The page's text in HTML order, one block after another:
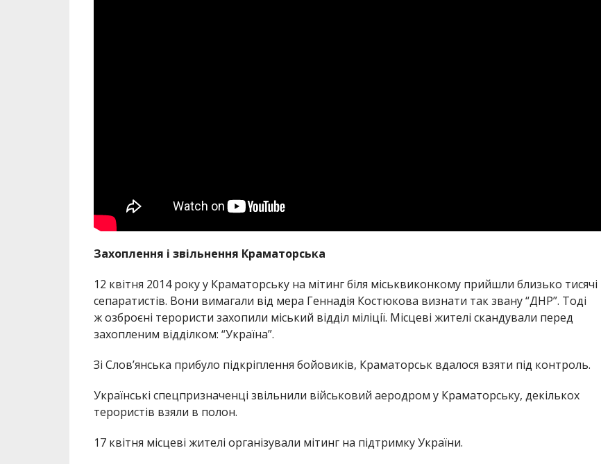
Захоплення і звільнення Краматорська
12 квітня 2014 року у Краматорську на мітинг біля міськвиконкому прийшли близько тисячі
сепаратистів. Вони вимагали від мера Геннадія Костюкова визнати так звану “ДНР”. Тоді
ж озброєні терористи захопили міський відділ міліції. Місцеві жителі скандували перед
захопленим відділком: “Україна”.
Зі Слов’янська прибуло підкріплення бойовиків, Краматорськ вдалося взяти під контроль.
Українські спецпризначенці звільнили військовий аеродром у Краматорську, декількох
терористів взяли в полон.
17 квітня місцеві жителі організували мітинг на підтримку України.